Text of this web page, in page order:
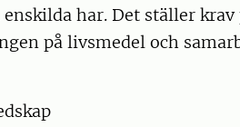
har. Det ställer
på livsmedel och